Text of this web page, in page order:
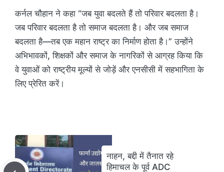
कर्नल चौहान ने कहा “जब युवा बदलते हैं तो परिवार बदलता है।
जब परिवार बदलता है तो समाज बदलता है। और जब समाज
बदलता है—तब एक महान राष्ट्र का निर्माण होता है।” उन्होंने
अभिभावकों, शिक्षकों और समाज के नागरिकों से आग्रह किया कि
वे युवाओं को राष्ट्रीय मूल्यों से जोड़ें और एनसीसी में सहभागिता के
लिए प्रेरित करें।
नाहन, बद्दी में तैनात रहे
हिमाचल के पूर्व ADC